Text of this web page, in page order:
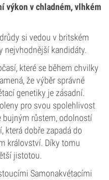
výkon v chladném, vlhkém
si vedou v britském
nejvhodnější kandidáty.
které se během chvilky
že výběr správné
genetiky je zásadní.
pro svou spolehlivost
bujným růstem, odolností
která dobře zapadá do
království. Díky tomu
jistotou.
Samonakvétacími